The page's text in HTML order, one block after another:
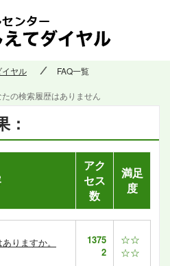
ヤル FAQ一覧
：
たの検索履歴はありません
アク
セス
数
満足
度
りますか。
1375
2
☆☆
☆☆